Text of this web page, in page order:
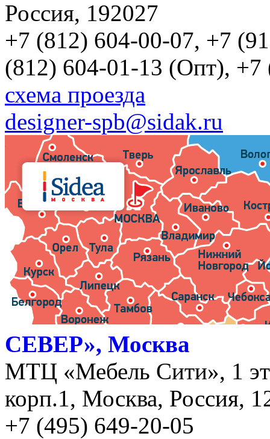
Россия, 192027
+7 (812) 604-00-07, +7
(812) 604-01-13 (Опт), +7
схема проезда
designer-spb@sidak.ru
СЕВЕР», Москва
МТЦ «Мебель Сити», 1
корп.1, Москва, Россия,
+7 (495) 649-20-05